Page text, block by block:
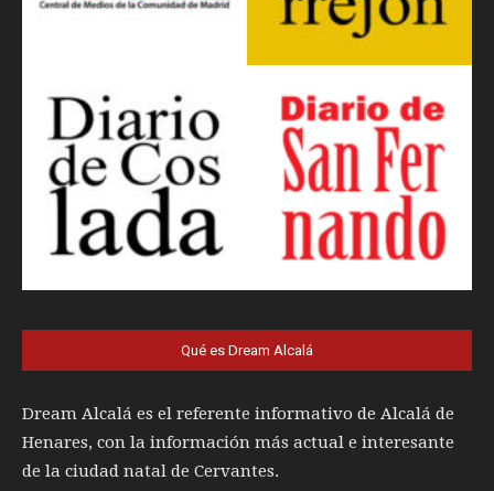
Qué es Dream Alcalá
Dream Alcalá es el referente informativo de Alcalá de
Henares, con la información más actual e interesante
de la ciudad natal de Cervantes.